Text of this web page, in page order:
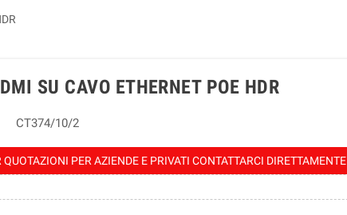
SU CAVO ETHERNET POE HDR
CT374/10/2
QUOTAZIONI PER AZIENDE E PRIVATI CONTATTARCI DIRETTAMENTE